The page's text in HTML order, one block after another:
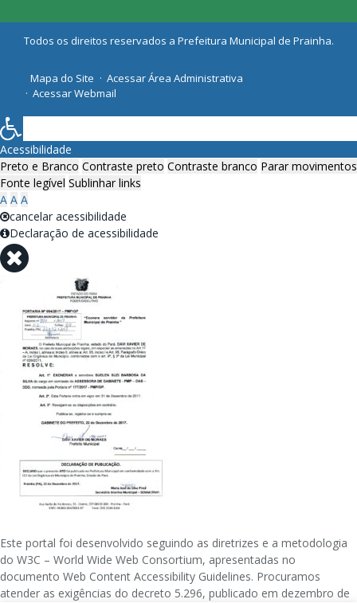
Todos os direitos reservados a Prefeitura Municipal de Prainha.
Mapa do Site
Acessar Área Administrativa
Acessar Webmail
Acessibilidade
Preto e Branco Contraste preto Contraste branco Parar movimentos
Fonte legível Sublinhar links
A A A
cancelar acessibilidade
Declaração de acessibilidade
Este portal foi desenvolvido seguindo as diretrizes e a metodologia
do W3C – World Wide Web Consortium, apresentadas no
documento Web Content Accessibility Guidelines. Procuramos
atender as exigências do decreto 5.296, publicado em dezembro de